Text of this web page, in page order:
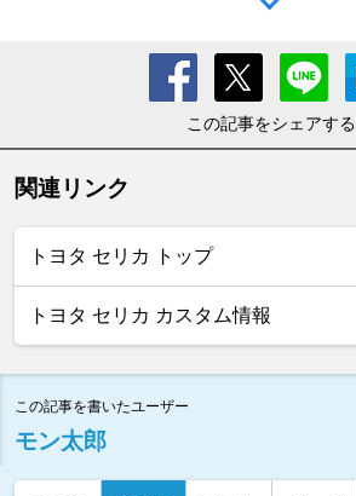
この記事をシェアする
関連リンク
トヨタ セリカ トップ
トヨタ セリカ カスタム情報
この記事を書いたユーザー
モン太郎